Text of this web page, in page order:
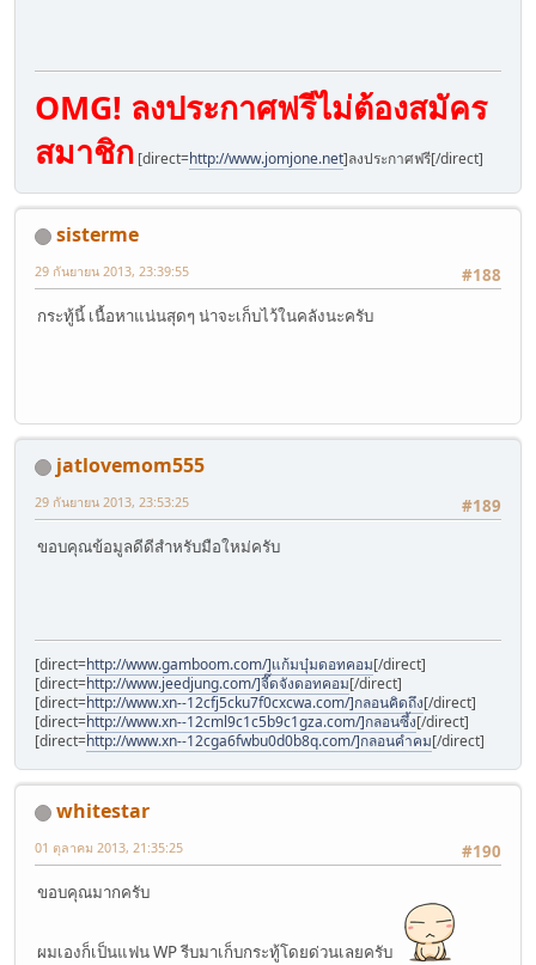
OMG! ลงประกาศฟรีไม่ต้องสมัคร
สมาชิก [direct=http://www.jomjone.net]ลงประกาศฟรี[/direct]
sisterme
#188
29 กันยายน 2013, 23:39:55
กระทู้นี้ เนื้อหาแน่นสุดๆ น่าจะเก็บไว้ในคลังนะครับ
jatlovemom555
#189
29 กันยายน 2013, 23:53:25
ขอบคุณข้อมูลดีดีสำหรับมือใหม่ครับ
[direct=http://www.gamboom.com/]แก้มบุ๋มดอทคอม[/direct]
[direct=http://www.jeedjung.com/]จี๊ดจังดอทคอม[/direct]
[direct=http://www.xn--12cfj5cku7f0cxcwa.com/]กลอนคิดถึง[/direct]
[direct=http://www.xn--12cml9c1c5b9c1gza.com/]กลอนซึ้ง[/direct]
[direct=http://www.xn--12cga6fwbu0d0b8q.com/]กลอนคำคม[/direct]
whitestar
#190
01 ตุลาคม 2013, 21:35:25
ขอบคุณมากครับ
ผมเองก็เป็นแฟน WP รีบมาเก็บกระทู้โดยด่วนเลยครับ